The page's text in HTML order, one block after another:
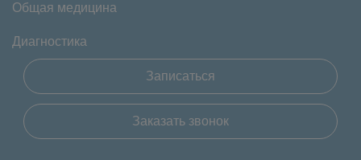
Общая медицина
Диагностика
Записаться
Заказать звонок